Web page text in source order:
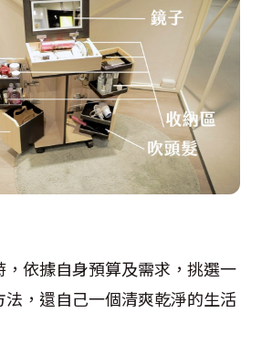
依據自身預算及需求，挑選一
，還自己一個清爽乾淨的生活